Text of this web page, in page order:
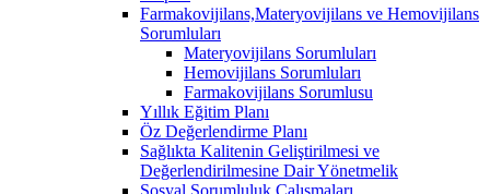
Farmakovijilans,Materyovijilans ve Hemovijilans
Sorumluları
Materyovijilans Sorumluları
Hemovijilans Sorumluları
Farmakovijilans Sorumlusu
Yıllık Eğitim Planı
Öz Değerlendirme Planı
Sağlıkta Kalitenin Geliştirilmesi ve
Değerlendirilmesine Dair Yönetmelik
Sosyal Sorumluluk Çalışmaları